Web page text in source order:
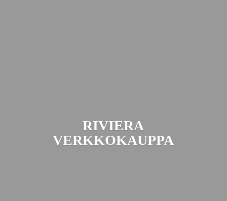
RIVIERA
VERKKOKAUPPA